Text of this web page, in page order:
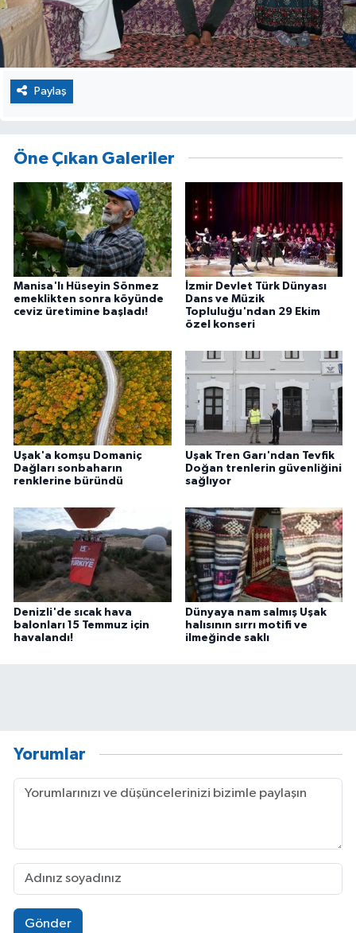
Paylaş
Öne Çıkan Galeriler
Manisa'lı Hüseyin Sönmez
emeklikten sonra köyünde
ceviz üretimine başladı!
İzmir Devlet Türk Dünyası
Dans ve Müzik
Topluluğu'ndan 29 Ekim
özel konseri
Uşak'a komşu Domaniç
Dağları sonbaharın
renklerine büründü
Uşak Tren Garı'ndan Tevfik
Doğan trenlerin güvenliğini
sağlıyor
Denizli'de sıcak hava
balonları 15 Temmuz için
havalandı!
Dünyaya nam salmış Uşak
halısının sırrı motifi ve
ilmeğinde saklı
Yorumlar
Gönder